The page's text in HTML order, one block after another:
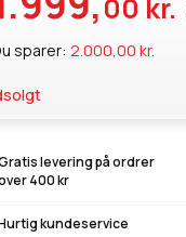
00 kr.
sparer: 2.000,00 kr.
levering på ordrer
400 kr
kundeservice